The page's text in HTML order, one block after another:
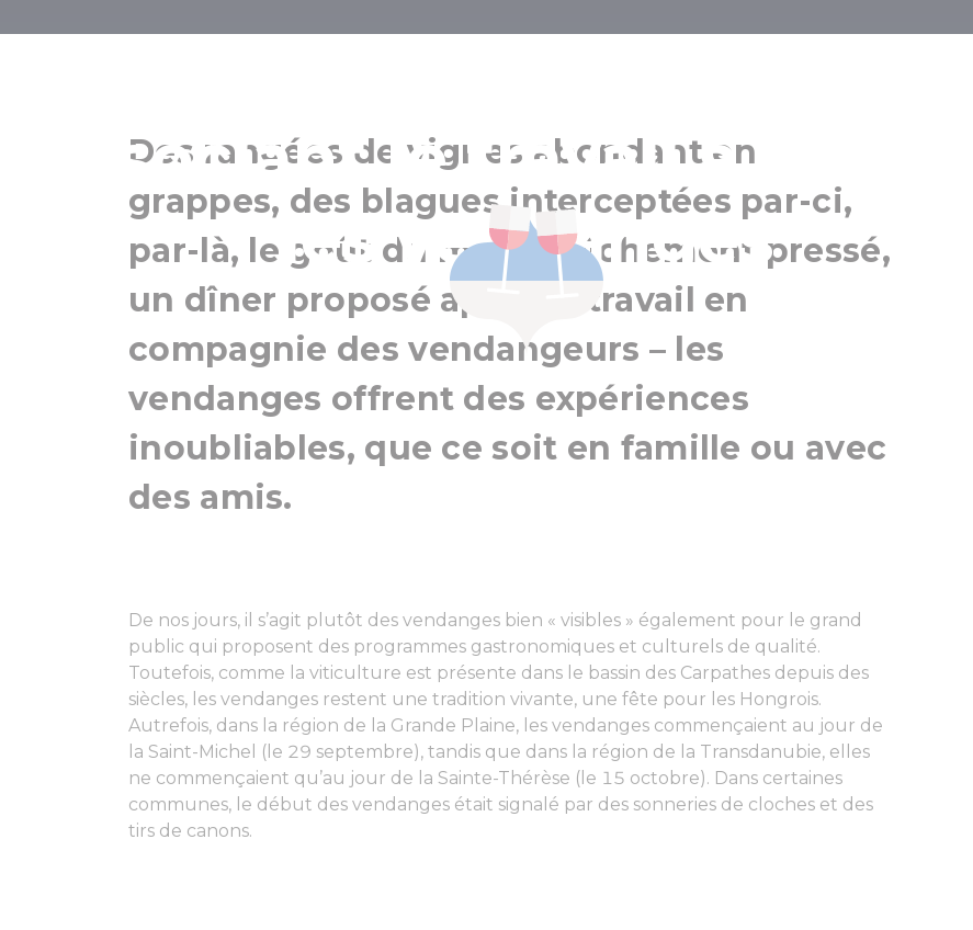
associant le travail à la fête :
les vendanges
Des rangées de vignes abondant en
grappes, des blagues interceptées par-ci,
par-là, le goût du moût fraîchement pressé,
un dîner proposé après le travail en
compagnie des vendangeurs – les
vendanges offrent des expériences
inoubliables, que ce soit en famille ou avec
des amis.
De nos jours, il s’agit plutôt des vendanges bien « visibles » également pour le grand
public qui proposent des programmes gastronomiques et culturels de qualité.
Toutefois, comme la viticulture est présente dans le bassin des Carpathes depuis des
siècles, les vendanges restent une tradition vivante, une fête pour les Hongrois.
Autrefois, dans la région de la Grande Plaine, les vendanges commençaient au jour de
la Saint-Michel (le 29 septembre), tandis que dans la région de la Transdanubie, elles
ne commençaient qu’au jour de la Sainte-Thérèse (le 15 octobre). Dans certaines
communes, le début des vendanges était signalé par des sonneries de cloches et des
tirs de canons.